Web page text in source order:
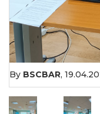
By BSCBAR,